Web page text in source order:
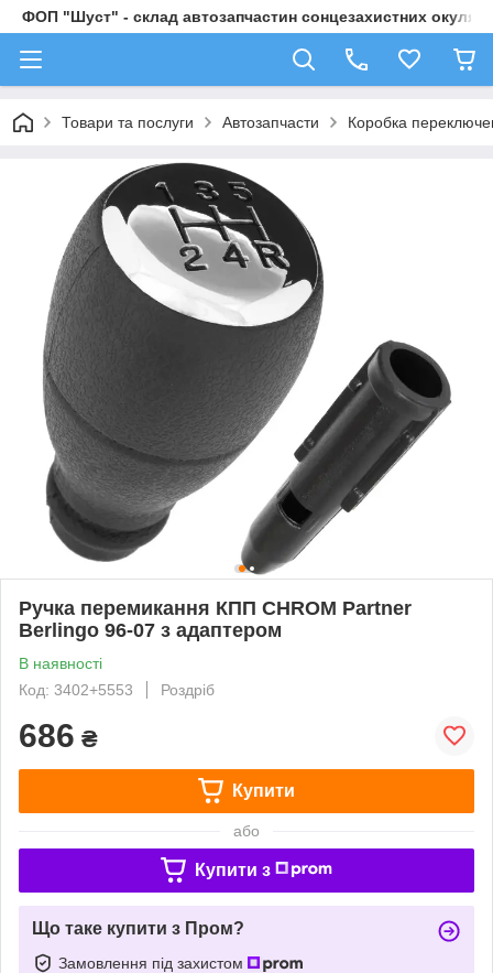
ФОП "Шуст" - склад автозапчастин сонцезахистних
Товари та послуги Автозапчасти Коробка
Ручка перемикання КПП CHROM Partner
Berlingo 96-07 з адаптером
В наявності
Код: 3402+5553
Роздріб
686 ₴
Купити
або
Купити з
Що таке купити з Пром?
Замовлення під захистом